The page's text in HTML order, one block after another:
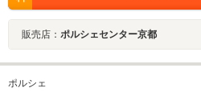
販売店： ポルシェセンター京都
ポルシェ